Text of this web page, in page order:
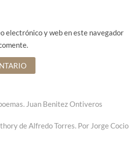
electrónico y web en este navegador
Juan Benitez Ontiveros
de Alfredo Torres. Por Jorge Cocio